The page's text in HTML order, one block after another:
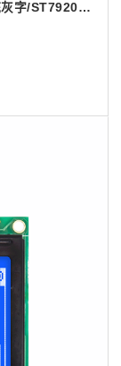
3.2英寸128X64单色图形点阵模块LCM/白底灰字/ST7920控制芯片/Arduino